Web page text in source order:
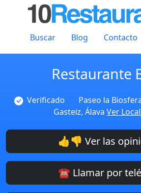
Buscar Blog Contacto
Restaurante
Verificado
Paseo la
Gasteiz, Álava Ver
👍👎 Ver las
☎️ Llamar por